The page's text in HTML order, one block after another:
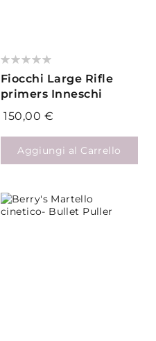
Valutazione:
Fiocchi Large Rifle
primers Inneschi
150,00 €
Aggiungi al Carrello